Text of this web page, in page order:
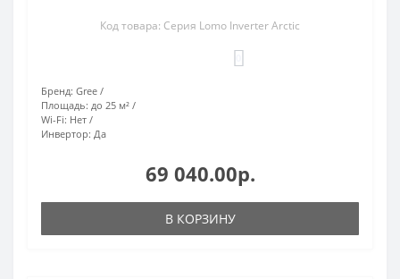
Код товара: Серия Lomo Inverter Arctic
Бренд: Gree
Площадь: до 25 м²
Wi-Fi: Нет
Инвертор: Да
69 040.00р.
В КОРЗИНУ